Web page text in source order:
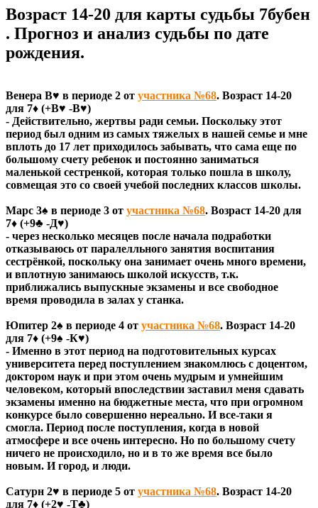
Возраст 14-20 для карты судьбы 7бубен
. Прогноз и анализ судьбы по дате
рождения.
Венера В♥ в периоде 2 от участника №68. Возраст 14-20
для 7♦ (+В♥ -В♥)
- Действительно, жертвы ради семьи. Поскольку этот
период был одним из самых тяжелых в нашей семье и мне
вплоть до 17 лет приходилось забывать, что сама еще по
большому счету ребенок и постоянно заниматься
маленькой сестренкой, которая только пошла в школу,
совмещая это со своей учебой последних классов школы.
Марс 3♠ в периоде 3 от участника №68. Возраст 14-20 для
7♦ (+9♣ -Д♥)
- через несколько месяцев после начала подработки
отказываюсь от паралелльного занятия воспитания
сестрёнкой, поскольку она занимает очень много времени,
и вплотную занимаюсь школой искусств, т.к.
приближались выпускные экзамены и все свободное
время проводила в залах у станка.
Юпитер 2♠ в периоде 4 от участника №68. Возраст 14-20
для 7♦ (+9♠ -К♥)
- Именно в этот период на подготовительных курсах
университета перед поступлением знакомлюсь с доцентом,
доктором наук и при этом очень мудрым и умнейшим
человеком, который впоследствии заставил меня сдавать
экзамены именно на бюджетные места, что при огромном
конкурсе было совершенно нереально. И все-таки я
смогла. Период после поступления, когда в новой
атмосфере и все очень интересно. Но по большому счету
ничего не происходило, но и в то же время все было
новым. И город, и люди.
Сатурн 2♥ в периоде 5 от участника №68. Возраст 14-20
для 7♦ (+2♥ -Т♣)